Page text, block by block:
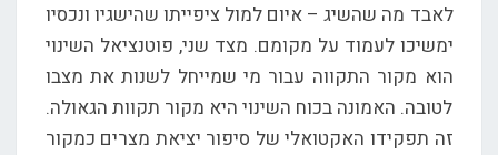
לאבד מה שהשיג – איום למול ציפייתו שהישגיו ונכסיו
ימשיכו לעמוד על מקומם. מצד שני, פוטנציאל השינוי
הוא מקור התקווה עבור מי שמייחל לשנות את מצבו
לטובה. האמונה בכוח השינוי היא מקור תקוות הגאולה.
זה תפקידו האקטואלי של סיפור יציאת מצרים כמקור